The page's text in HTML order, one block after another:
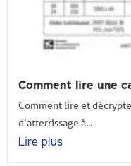
Comment lire une
Comment lire et
d’atterrissage à...
Lire plus